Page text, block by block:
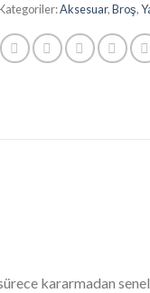
Aksesuar,Broş,
kararmadan